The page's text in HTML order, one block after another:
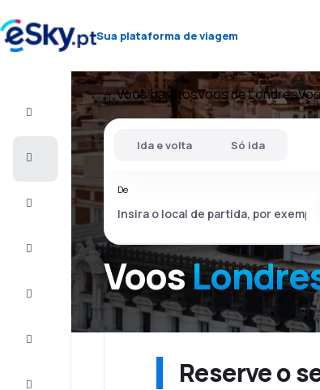
Sua plataforma de viagem
Voo+Hotel
Alojamentos
Voos baratosVoos de Londres
Voos
Ida e volta Só ida
De
Reserve o